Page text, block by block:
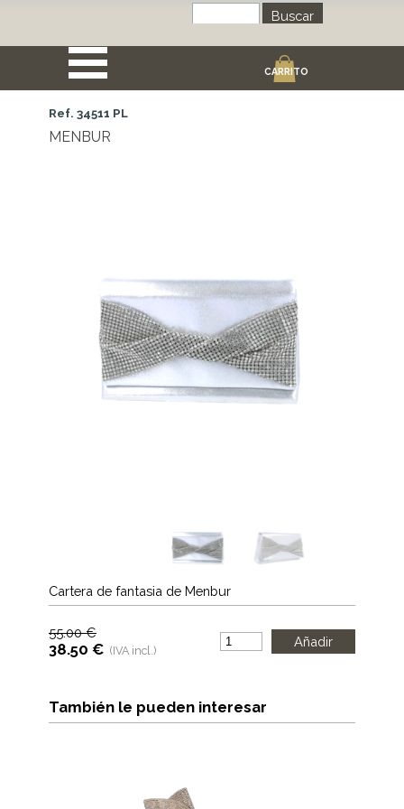
Buscar
CARRITO
Ref. 34511 PL
MENBUR
Cartera de fantasia de Menbur
55.00 €
38.50 € (IVA incl.)
También le pueden interesar